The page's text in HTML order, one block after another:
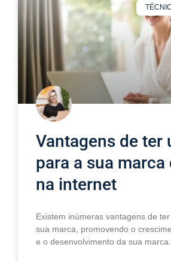
Vantagens de ter
para a sua marca
na internet
Existem inúmeras vantagens de
sua marca, promovendo o
e o desenvolvimento da sua marca.